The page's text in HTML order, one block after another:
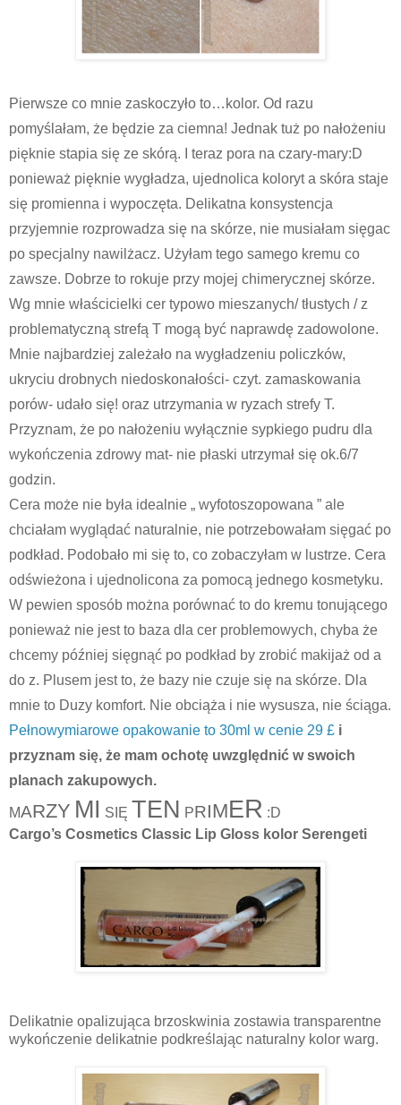
Pierwsze co mnie zaskoczyło to…kolor. Od razu
pomyślałam, że będzie za ciemna! Jednak tuż po nałożeniu
pięknie stapia się ze skórą. I teraz pora na czary-mary:D
ponieważ pięknie wygładza, ujednolica koloryt a skóra staje
się promienna i wypoczęta. Delikatna konsystencja
przyjemnie rozprowadza się na skórze, nie musiałam sięgac
po specjalny nawilżacz. Użyłam tego samego kremu co
zawsze. Dobrze to rokuje przy mojej chimerycznej skórze.
Wg mnie właścicielki cer typowo mieszanych/ tłustych / z
problematyczną strefą T mogą być naprawdę zadowolone.
Mnie najbardziej zależało na wygładzeniu policzków,
ukryciu drobnych niedoskonałości- czyt. zamaskowania
porów- udało się! oraz utrzymania w ryzach strefy T.
Przyznam, że po nałożeniu wyłącznie sypkiego pudru dla
wykończenia zdrowy mat- nie płaski utrzymał się ok.6/7
godzin.
Cera może nie była idealnie „ wyfotoszopowana ” ale
chciałam wyglądać naturalnie, nie potrzebowałam sięgać po
podkład. Podobało mi się to, co zobaczyłam w lustrze. Cera
odświeżona i ujednolicona za pomocą jednego kosmetyku.
W pewien sposób można porównać to do kremu tonującego
ponieważ nie jest to baza dla cer problemowych, chyba że
chcemy później sięgnąć po podkład by zrobić makijaż od a
do z. Plusem jest to, że bazy nie czuje się na skórze. Dla
mnie to Duzy komfort. Nie obciąża i nie wysusza, nie ściąga.
Pełnowymiarowe opakowanie to 30ml w cenie 29 £ i
przyznam się, że mam ochotę uwzględnić w swoich
planach zakupowych.
MARZY MI SIĘ TEN PRIMER :D
Cargo’s Cosmetics Classic Lip Gloss kolor Serengeti
Delikatnie opalizująca brzoskwinia zostawia transparentne
wykończenie delikatnie podkreślając naturalny kolor warg.